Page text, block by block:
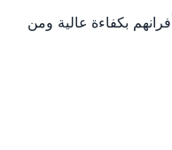
بكفاءة عالية ومن